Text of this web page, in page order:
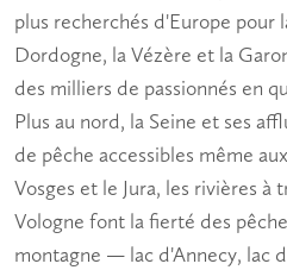
plus recherchés d'Europe pour
Dordogne, la Vézère et la
des milliers de passionnés en
Plus au nord, la Seine et ses
de pêche accessibles même
Vosges et le Jura, les rivières à
Vologne font la fierté des
montagne — lac d'Annecy, lac